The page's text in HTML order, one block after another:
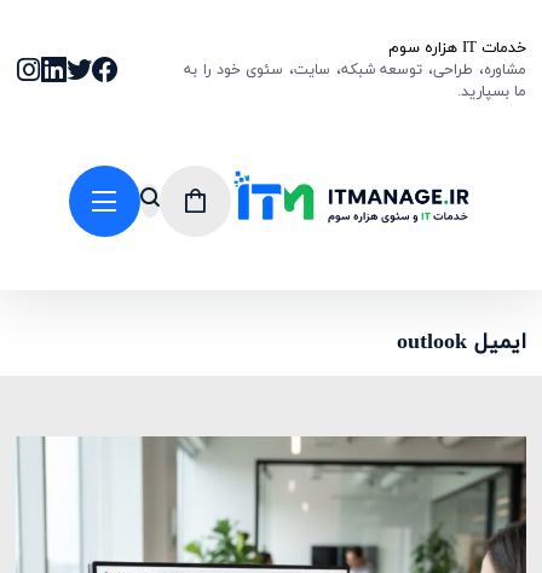
خدمات IT هزاره سوم
مشاوره، طراحی، توسعه شبکه، سایت، سئوی خود را به
ما بسپارید.
ایمیل outlook